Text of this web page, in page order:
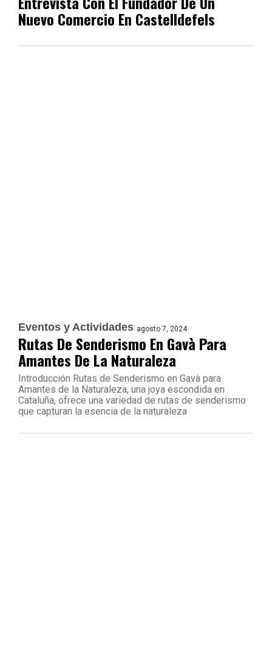
Nuevo Comercio En Castelldefels
Eventos y Actividades agosto 7, 2024
Rutas De Senderismo En Gavà Para
Amantes De La Naturaleza
Introducción Rutas de Senderismo en Gavà para
Amantes de la Naturaleza, una joya escondida en
Cataluña, ofrece una variedad de rutas de senderismo
que capturan la esencia de la naturaleza